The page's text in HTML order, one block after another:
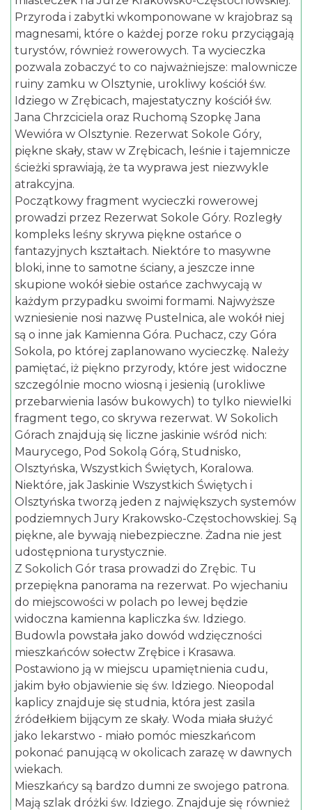
Przyroda i zabytki wkomponowane w krajobraz są
magnesami, które o każdej porze roku przyciągają
turystów, również rowerowych. Ta wycieczka
pozwala zobaczyć to co najważniejsze: malownicze
ruiny zamku w Olsztynie, urokliwy kościół św.
Idziego w Zrębicach, majestatyczny kościół św.
Jana Chrzciciela oraz Ruchomą Szopkę Jana
Wewióra w Olsztynie. Rezerwat Sokole Góry,
piękne skały, staw w Zrębicach, leśnie i tajemnicze
ścieżki sprawiają, że ta wyprawa jest niezwykle
atrakcyjna.
Początkowy fragment wycieczki rowerowej
prowadzi przez Rezerwat Sokole Góry. Rozległy
kompleks leśny skrywa piękne ostańce o
fantazyjnych kształtach. Niektóre to masywne
bloki, inne to samotne ściany, a jeszcze inne
skupione wokół siebie ostańce zachwycają w
każdym przypadku swoimi formami. Najwyższe
wzniesienie nosi nazwę Pustelnica, ale wokół niej
są o inne jak Kamienna Góra. Puchacz, czy Góra
Sokola, po której zaplanowano wycieczkę. Należy
pamiętać, iż piękno przyrody, które jest widoczne
szczególnie mocno wiosną i jesienią (urokliwe
przebarwienia lasów bukowych) to tylko niewielki
fragment tego, co skrywa rezerwat. W Sokolich
Górach znajdują się liczne jaskinie wśród nich:
Maurycego, Pod Sokolą Górą, Studnisko,
Olsztyńska, Wszystkich Świętych, Koralowa.
Niektóre, jak Jaskinie Wszystkich Świętych i
Olsztyńska tworzą jeden z największych systemów
podziemnych Jury Krakowsko-Częstochowskiej. Są
piękne, ale bywają niebezpieczne. Żadna nie jest
udostępniona turystycznie.
Z Sokolich Gór trasa prowadzi do Zrębic. Tu
przepiękna panorama na rezerwat. Po wjechaniu
do miejscowości w polach po lewej będzie
widoczna kamienna kapliczka św. Idziego.
Budowla powstała jako dowód wdzięczności
mieszkańców sołectw Zrębice i Krasawa.
Postawiono ją w miejscu upamiętnienia cudu,
jakim było objawienie się św. Idziego. Nieopodal
kaplicy znajduje się studnia, która jest zasila
źródełkiem bijącym ze skały. Woda miała służyć
jako lekarstwo - miało pomóc mieszkańcom
pokonać panującą w okolicach zarazę w dawnych
wiekach.
Mieszkańcy są bardzo dumni ze swojego patrona.
Mają szlak dróżki św. Idziego. Znajduje się również